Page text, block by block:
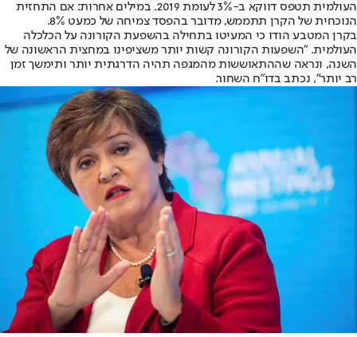
העולמית תטפס דווקא ב-3% לעומת 2019. במילים אחרות: אם התחזית
הנוכחית של הקרן תתממש, מדובר בהפסד צמיחה של כמעט 8%.
בקרן המטבע הודו כי המעיטו בתחילה בהשפעת הקורונה על הכלכלה
העולמית. "השפעות הקורונה קשות יותר משציפינו במחצית הראשונה של
השנה, ונראה שההתאוששות מהמגפה תהיה הדרגתית יותר ותימשך זמן
רב יותר", נכתב בדו"ח השחור.